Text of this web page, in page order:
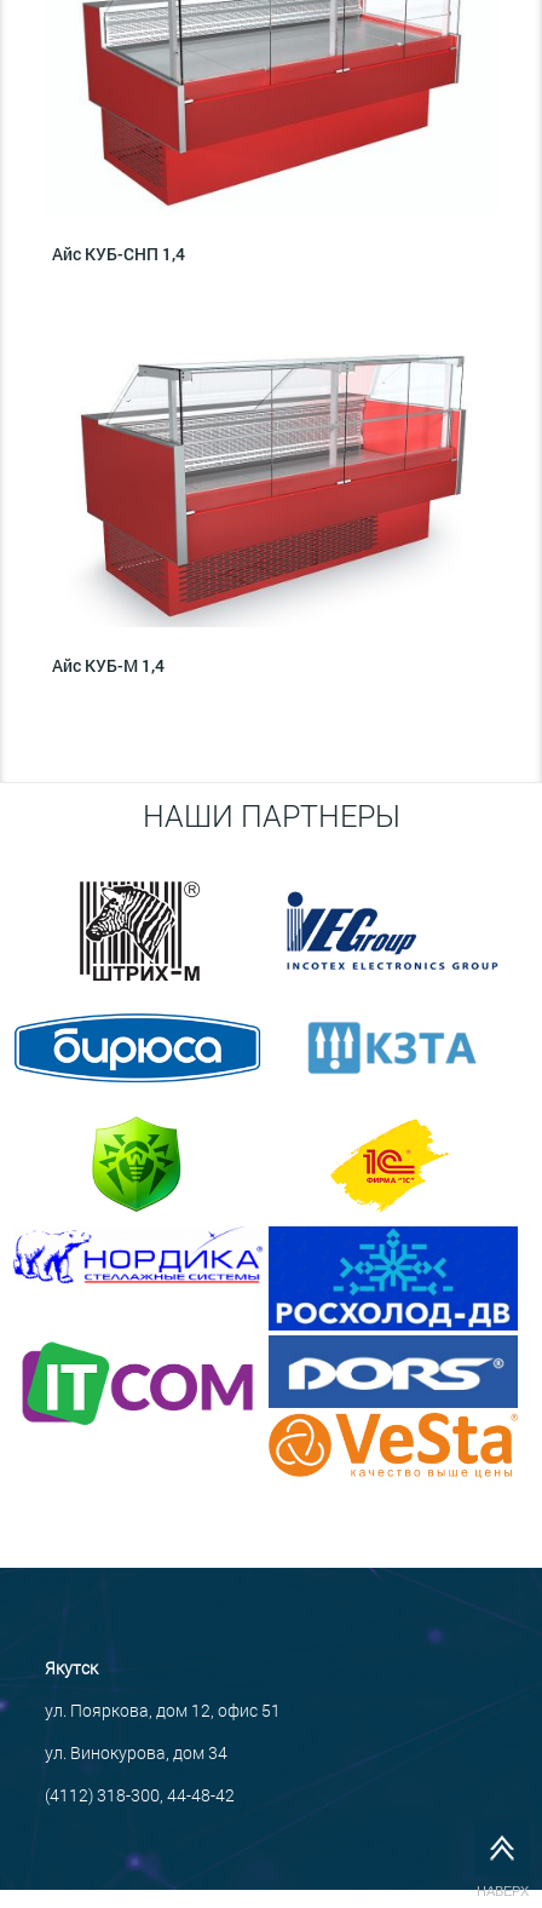
Айс КУБ-СНП 1,4
Айс КУБ-М 1,4
НАШИ ПАРТНЕРЫ
Якутск
ул. Пояркова, дом 12, офис 51
ул. Винокурова, дом 34
(4112) 318-300, 44-48-42
НАВЕРХ